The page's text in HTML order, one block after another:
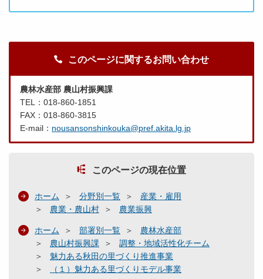
このページに関するお問い合わせ
農林水産部 農山村振興課
TEL：018-860-1851
FAX：018-860-3815
E-mail： nousansonshinkouka@pref.akita.lg.jp
このページの現在位置
ホーム 分野別一覧
産業・雇用
農業・農山村
農業振興
ホーム 部署別一覧
農林水産部
農山村振興課
調整・地域活性化チーム
魅力ある秋田の里づくり推進事業
（１）魅力ある里づくりモデル事業